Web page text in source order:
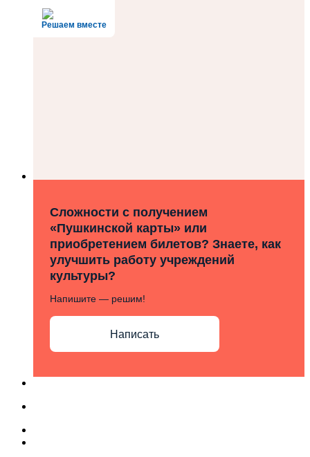
Решаем вместе
Сложности с получением
«Пушкинской карты» или
приобретением билетов? Знаете, как
улучшить работу учреждений
культуры?
Напишите — решим!
Написать